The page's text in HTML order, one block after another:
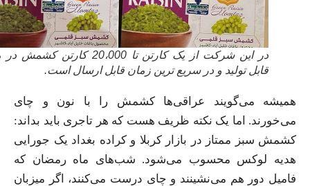
در این شرکت از یک کارتن تا 20،000 کارتن کشمش در ماه
قابل تولید و در سریع ترین زمان قابل ارسال است.
همیشه می‌گویند عراقی‌ها کشمش را با نون و چای
می‌خورند. اما یک نکته ظریف هست که هر تاجری باید بداند:
کشمش سبز ممتاز در بازار کربلا و کراده بغداد یک جورایی
هدیه لوکس محسوب می‌شود. شب‌های ماه رمضان که
فامیل دور هم می‌نشینند و چای درست می‌کنند، اگر میزبان